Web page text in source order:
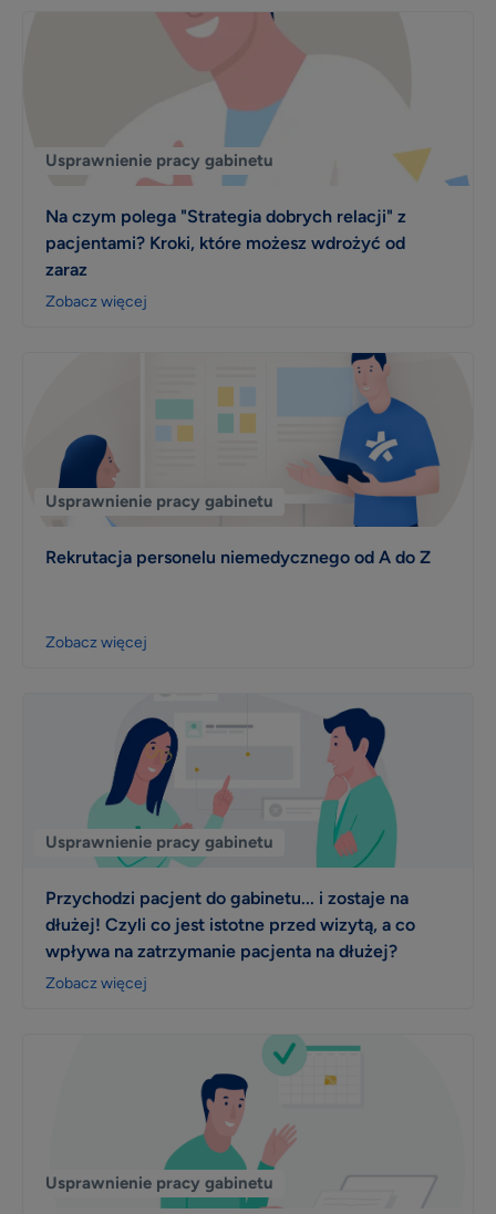
Usprawnienie pracy gabinetu
Na czym polega "Strategia dobrych relacji" z
pacjentami? Kroki, które możesz wdrożyć od
zaraz
Zobacz więcej
Usprawnienie pracy gabinetu
Rekrutacja personelu niemedycznego od A do Z
Zobacz więcej
Usprawnienie pracy gabinetu
Przychodzi pacjent do gabinetu... i zostaje na
dłużej! Czyli co jest istotne przed wizytą, a co
wpływa na zatrzymanie pacjenta na dłużej?
Zobacz więcej
Usprawnienie pracy gabinetu